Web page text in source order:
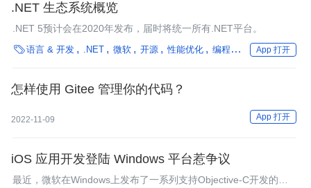
.NET 生态系统概览
.NET 5预计会在2020年发布，届时将统一所有.NET平台。
语言 & 开发 .NET 微软 开源 性能优化 编程语言 框架 团队
App 打开
怎样使用 Gitee 管理你的代码？
2022-11-09 App 打开
iOS 应用开发登陆 Windows 平台惹争议
最近，微软在Windows上发布了一系列支持Objective-C开发的工